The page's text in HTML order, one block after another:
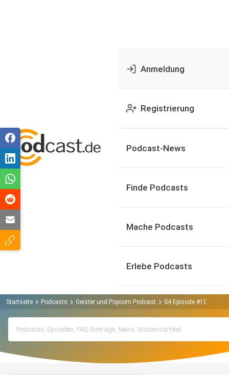
Anmeldung
Registrierung
Podcast-News
Finde Podcasts
Mache Podcasts
Erlebe Podcasts
Startseite Podcasts Geister und Popcorn Podcast S4 Episode #10